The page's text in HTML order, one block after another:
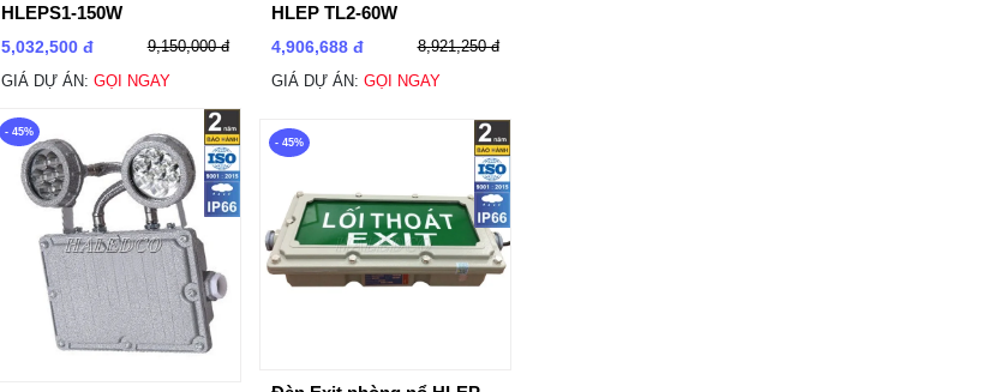
HLEPS1-150W
5,032,500 đ
9,150,000 đ
GIÁ DỰ ÁN: GỌI NGAY
HLEP TL2-60W
4,906,688 đ
8,921,250 đ
GIÁ DỰ ÁN: GỌI NGAY
- 45%
- 45%